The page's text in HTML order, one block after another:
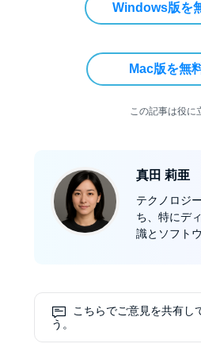
Windows版を
Mac版を無
この記事は役に
真田 莉亜
テクノロジ
ち、特にデ
識とソフト
グ、書き込
こちらでご意見を共有し
う。